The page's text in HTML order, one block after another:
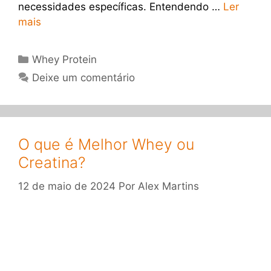
necessidades específicas. Entendendo … Ler
mais
Categorias
Whey Protein
Deixe um comentário
O que é Melhor Whey ou
Creatina?
12 de maio de 2024 Por Alex Martins